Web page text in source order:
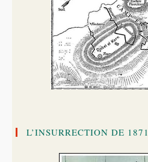
L’INSURRECTION DE 1871